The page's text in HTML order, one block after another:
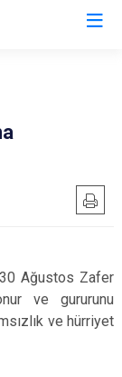
Ağustos Zafer
ve gururunu
ve hürriyet